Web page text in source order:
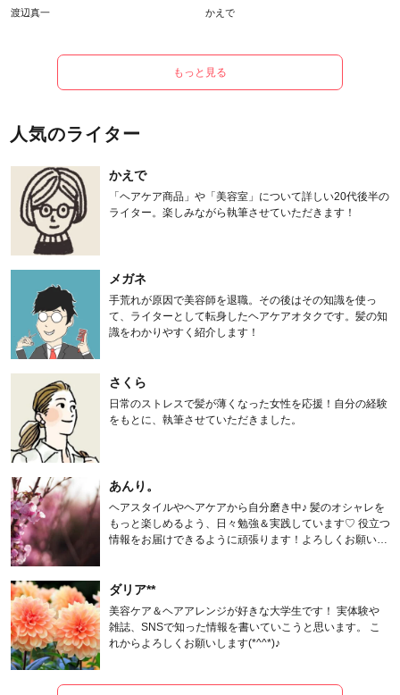
渡辺真一 かえで
もっと見る
人気のライター
かえで
「ヘアケア商品」や「美容室」について詳しい20代後半の
ライター。楽しみながら執筆させていただきます！
メガネ
手荒れが原因で美容師を退職。その後はその知識を使っ
て、ライターとして転身したヘアケアオタクです。髪の知
識をわかりやすく紹介します！
さくら
日常のストレスで髪が薄くなった女性を応援！自分の経験
をもとに、執筆させていただきました。
あんり。
ヘアスタイルやヘアケアから自分磨き中♪ 髪のオシャレを
もっと楽しめるよう、日々勉強＆実践しています♡ 役立つ
情報をお届けできるように頑張ります！よろしくお願いし
ダリア**
美容ケア＆ヘアアレンジが好きな大学生です！ 実体験や
雑誌、SNSで知った情報を書いていこうと思います。 こ
れからよろしくお願いします(*^^*)♪